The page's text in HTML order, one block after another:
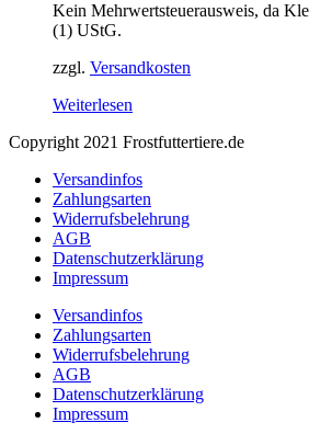
Kein Mehrwertsteuerausweis, da
(1) UStG.
zzgl. Versandkosten
Weiterlesen
Copyright 2021 Frostfuttertiere.de
Versandinfos
Zahlungsarten
Widerrufsbelehrung
AGB
Datenschutzerklärung
Impressum
Versandinfos
Zahlungsarten
Widerrufsbelehrung
AGB
Datenschutzerklärung
Impressum